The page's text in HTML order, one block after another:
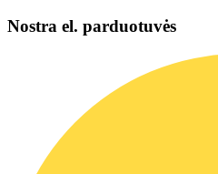
Nostra el. parduotuvės